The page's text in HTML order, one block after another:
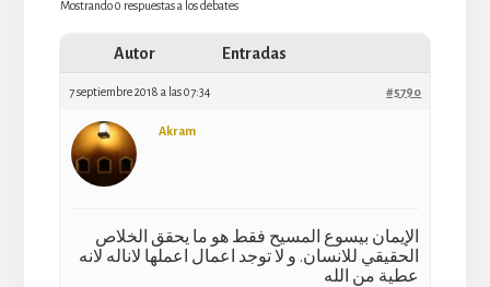
Mostrando 0 respuestas a los debates
Autor Entradas
7 septiembre 2018 a las 07:34 #5790
Akram
الإيمان بيسوع المسيح فقط هو ما يحقق الخلاص
الحقيقي للانسان. و لا توجد اعمال اعملها لاناله لانه
عطية من الله